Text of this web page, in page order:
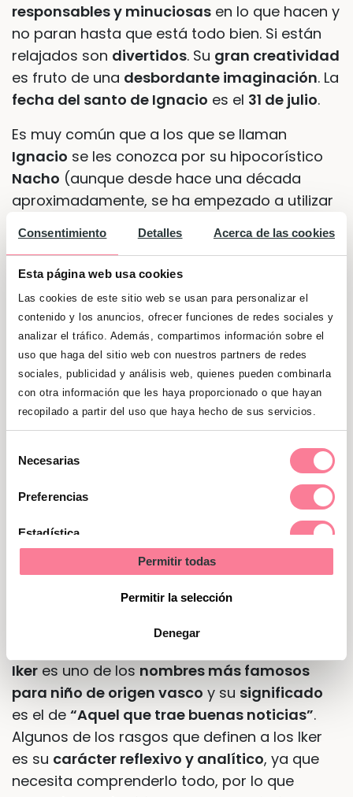
Consentimiento Detalles Acerca de las cookies
Esta página web usa cookies
Las cookies de este sitio web se usan para personalizar el
contenido y los anuncios, ofrecer funciones de redes sociales y
analizar el tráfico. Además, compartimos información sobre el
uso que haga del sitio web con nuestros partners de redes
sociales, publicidad y análisis web, quienes pueden combinarla
con otra información que les haya proporcionado o que hayan
recopilado a partir del uso que haya hecho de sus servicios.
Necesarias
Preferencias
Estadística
Permitir todas
Permitir la selección
Denegar
responsables y minuciosas en lo que hacen y
no paran hasta que está todo bien. Si están
relajados son divertidos. Su gran creatividad
es fruto de una desbordante imaginación. La
fecha del santo de Ignacio es el 31 de julio.
Es muy común que a los que se llaman
Ignacio se les conozca por su hipocorístico
Nacho (aunque desde hace una década
aproximadamente, se ha empezado a utilizar
En España hay algo más de
89000 personas
que llevan el
nombre de Ignacio
elnombre de Nachohay en España casi3500
personasy sumedia de edades de solo10
años.
Encontramos tanto elnombre de Ignacio
como el deNachoen la ficción. Por ejemplo,
Nacho Martínera el nombre delpersonaje
interpretado por Emilio Aragón en la exitosa
. Por su parte, la
variante inglesa de Ignacio,
, lo
Ignatius Reilly,
protagonistade la maravillosanovelade
John Kennedy Toole“La conjura de los
Iker es uno de los nombres más famosos
para niño de origen vasco y su significado
es el de “Aquel que trae buenas noticias”.
Algunos de los rasgos que definen a los Iker
es su carácter reflexivo y analítico, ya que
necesita comprenderlo todo, por lo que